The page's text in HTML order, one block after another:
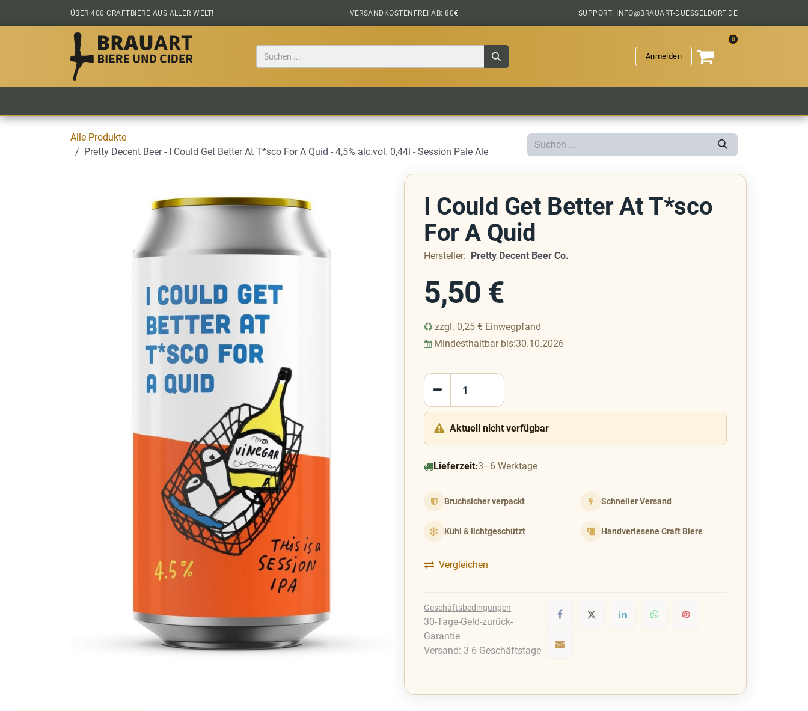
Zum Inhalt springen
ÜBER 400 CRAFTBIERE AUS ALLER WELT! VERSANDKOSTENFREI AB: 80€ SUPPORT: INFO@BRAUART-DUESSELDORF.DE
Anmelden
0
Alle Produkte
Pretty Decent Beer - I Could Get Better At T*sco For A Quid - 4,5% alc.vol. 0,44l - Session Pale Ale
I Could Get Better At T*sco
For A Quid
Hersteller: Pretty Decent Beer Co.
5,50 €
zzgl. 0,25 € Einwegpfand
Mindesthaltbar bis:30.10.2026
Aktuell nicht verfügbar
Lieferzeit:3–6 Werktage
Bruchsicher verpackt Schneller Versand
Kühl & lichtgeschützt Handverlesene Craft Biere
Vergleichen
Geschäftsbedingungen
30-Tage-Geld-zurück-
Garantie
Versand: 3-6 Geschäftstage